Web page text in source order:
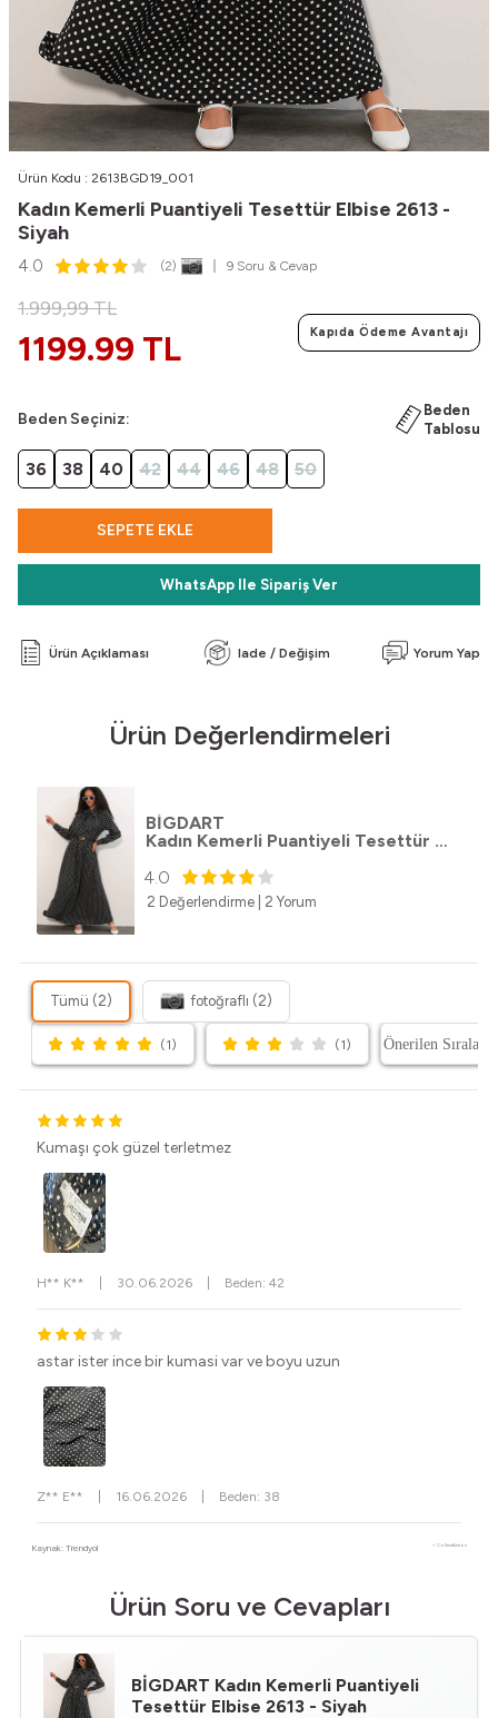
Ürün Kodu : 2613BGD19_001
Kadın Kemerli Puantiyeli Tesettür Elbise 2613 -
Siyah
4.0 (2) 9 Soru & Cevap
1.999,99TL
1199.99 TL Kapıda Ödeme Avantajı
Beden Seçiniz:
Beden
Tablosu
36 38 40 42 44 46 48 50
SEPETE EKLE
WhatsApp Ile Sipariş Ver
Ürün Açıklaması Iade / Değişim Yorum Yap
Ürün Değerlendirmeleri
BİGDART
Kadın Kemerli Puantiyeli Tesettür Elbise 2613 - Siyah
4.0
2 Değerlendirme 2 Yorum
Tümü (2) fotoğraflı (2)
(1) (1)
Kumaşı çok güzel terletmez
H** K** 30.06.2026 Beden: 42
astar ister ince bir kumasi var ve boyu uzun
Z** E** 16.06.2026 Beden: 38
Kaynak: Trendyol ⚡ CollectAction
Ürün Soru ve Cevapları
BİGDART Kadın Kemerli Puantiyeli
Tesettür Elbise 2613 - Siyah